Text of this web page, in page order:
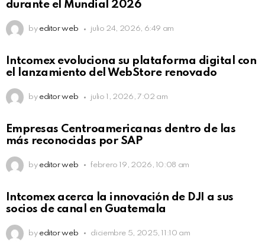
durante el Mundial 2026
by editor web julio 24, 2026, 6:49 am
Intcomex evoluciona su plataforma digital con
el lanzamiento del WebStore renovado
by editor web julio 1, 2026, 7:02 am
Empresas Centroamericanas dentro de las
más reconocidas por SAP
by editor web febrero 19, 2026, 10:08 am
Intcomex acerca la innovación de DJI a sus
socios de canal en Guatemala
by editor web diciembre 5, 2025, 11:10 am